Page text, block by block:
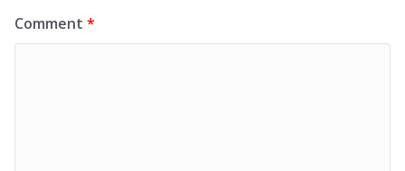
Comment *